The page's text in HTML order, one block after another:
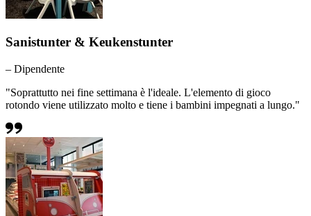
Sanistunter & Keukenstunter
– Dipendente
"Soprattutto nei fine settimana è l'ideale. L'elemento di gioco
rotondo viene utilizzato molto e tiene i bambini impegnati a lungo."